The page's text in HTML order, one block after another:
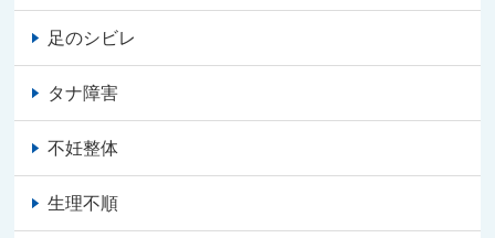
足のシビレ
タナ障害
不妊整体
生理不順